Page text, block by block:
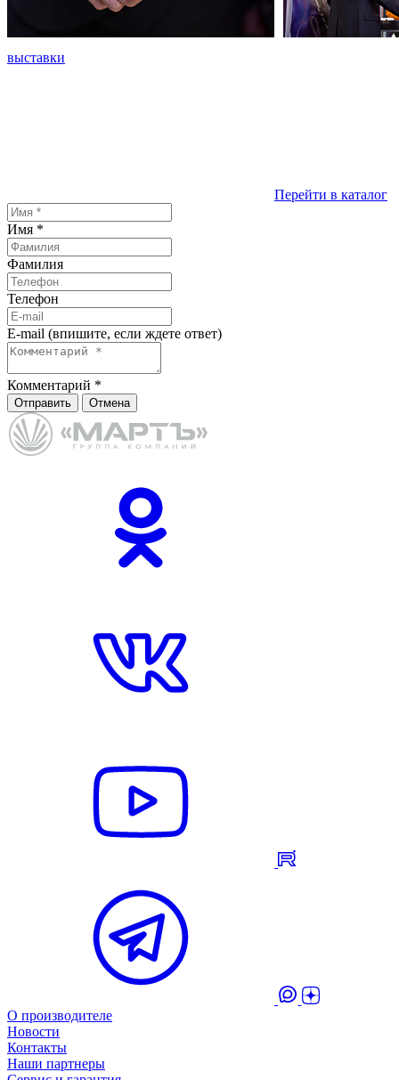
выставки
Перейти в каталог
Имя *
Фамилия
Телефон
E-mail (впишите, если ждете ответ)
Комментарий *
Отправить Отмена
О производителе
Новости
Контакты
Наши партнеры